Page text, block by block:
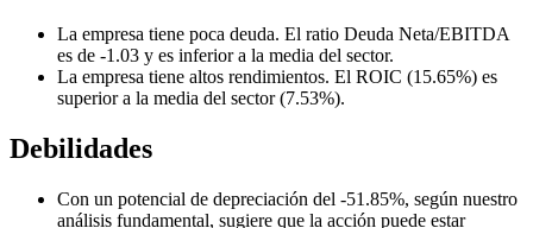
La empresa tiene poca deuda. El ratio Deuda Neta/EBITDA
es de -1.03 y es inferior a la media del sector.
La empresa tiene altos rendimientos. El ROIC (15.65%) es
superior a la media del sector (7.53%).
Debilidades
Con un potencial de depreciación del -51.85%, según nuestro
análisis fundamental, sugiere que la acción puede estar